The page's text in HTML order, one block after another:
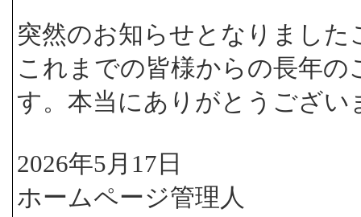
突然のお知らせとなりまし
これまでの皆様からの長年
す。本当にありがとうござい
2026年5月17日
ホームページ管理人